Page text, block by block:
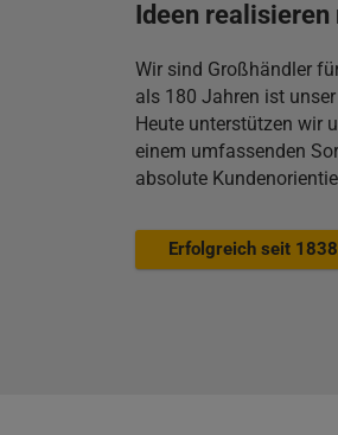
Ideen realisieren
Wir sind Großhändler
als 180 Jahren ist
Heute unterstützen wir
einem umfassenden
absolute
Erfolgreich seit 1838